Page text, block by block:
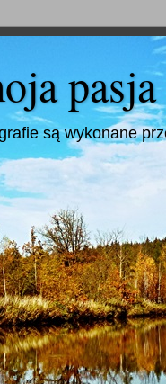
pasja
są wykonane